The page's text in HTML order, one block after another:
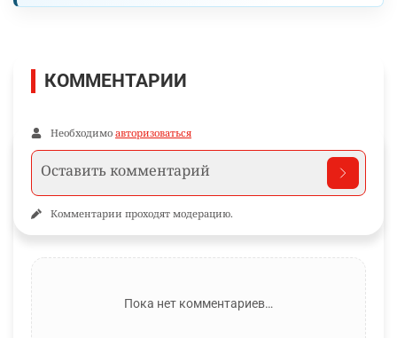
КОММЕНТАРИИ
Необходимо авторизоваться
Комментарии проходят модерацию.
Пока нет комментариев…